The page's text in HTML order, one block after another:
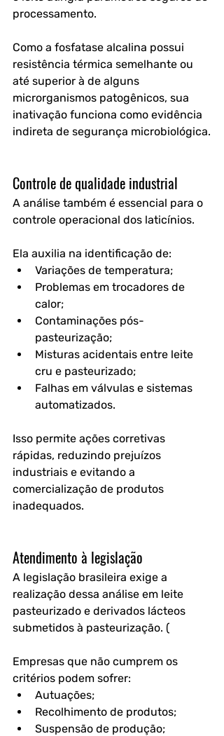
processamento.
Como a fosfatase alcalina possui
resistência térmica semelhante ou
até superior à de alguns
microrganismos patogênicos, sua
inativação funciona como evidência
indireta de segurança microbiológica.
Controle de qualidade industrial
A análise também é essencial para o
controle operacional dos laticínios.
Ela auxilia na identificação de:
Variações de temperatura;
Problemas em trocadores de
calor;
Contaminações pós-
pasteurização;
Misturas acidentais entre leite
cru e pasteurizado;
Falhas em válvulas e sistemas
automatizados.
Isso permite ações corretivas
rápidas, reduzindo prejuízos
industriais e evitando a
comercialização de produtos
inadequados.
Atendimento à legislação
A legislação brasileira exige a
realização dessa análise em leite
pasteurizado e derivados lácteos
submetidos à pasteurização. (
Empresas que não cumprem os
critérios podem sofrer:
Autuações;
Recolhimento de produtos;
Suspensão de produção;